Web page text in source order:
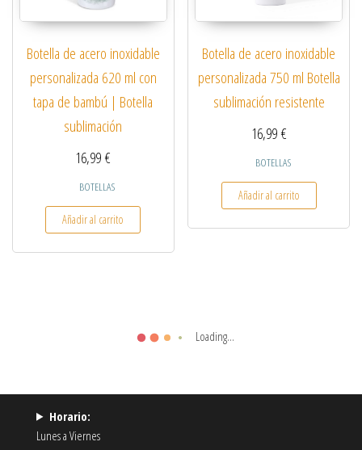
Botella de acero inoxidable
personalizada 620 ml con
tapa de bambú | Botella
sublimación
16,99€
BOTELLAS
Añadir al carrito
Botella de acero inoxidable
personalizada 750 ml Botella
sublimación resistente
16,99€
BOTELLAS
Añadir al carrito
Loading...
Horario:
Lunes a Viernes